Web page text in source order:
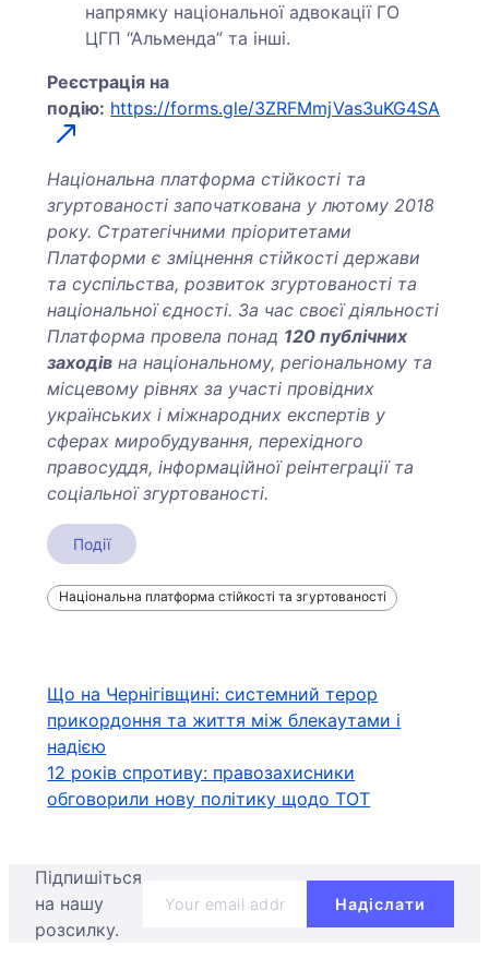
напрямку національної адвокації ГО
ЦГП “Альменда” та інші.
Реєстрація на
подію: https://forms.gle/3ZRFMmjVas3uKG4SA
Національна платформа стійкості та
згуртованості започаткована у лютому 2018
року. Стратегічними пріоритетами
Платформи є зміцнення стійкості держави
та суспільства, розвиток згуртованості та
національної єдності. За час своєї діяльності
Платформа провела понад 120 публічних
заходів на національному, регіональному та
місцевому рівнях за участі провідних
українських і міжнародних експертів у
сферах миробудування, перехідного
правосуддя, інформаційної реінтеграції та
соціальної згуртованості.
Події
Національна платформа стійкості та згуртованості
Навігація
записів
Що на Чернігівщині: системний терор
прикордоння та життя між блекаутами і
надією
12 років спротиву: правозахисники
обговорили нову політику щодо ТОТ
Підпишіться
на нашу
розсилку.